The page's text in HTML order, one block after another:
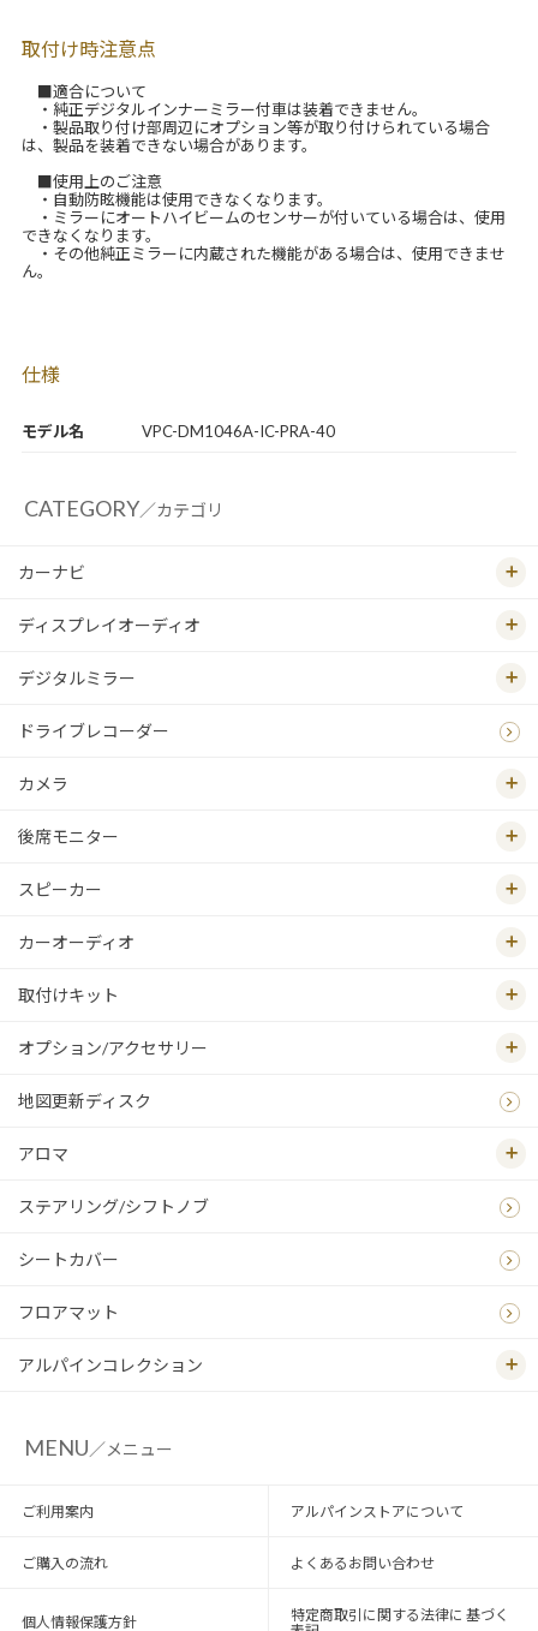
モデル名 VPC-DM1046A-IC-PRA-40
取付け時注意点
■適合について
・純正デジタルインナーミラー付車は装着できません。
・製品取り付け部周辺にオプション等が取り付けられている場合
は、製品を装着できない場合があります。
■使用上のご注意
・自動防眩機能は使用できなくなります。
・ミラーにオートハイビームのセンサーが付いている場合は、使用
できなくなります。
・その他純正ミラーに内蔵された機能がある場合は、使用できませ
ん。
仕様
CATEGORY／カテゴリ
カーナビ
ディスプレイオーディオ
デジタルミラー
ドライブレコーダー
カメラ
後席モニター
スピーカー
カーオーディオ
取付けキット
オプション/アクセサリー
地図更新ディスク
アロマ
ステアリング/シフトノブ
シートカバー
フロアマット
アルパインコレクション
MENU／メニュー
ご利用案内 アルパインストアについて
ご購入の流れ よくあるお問い合わせ
個人情報保護方針
特定商取引に関する法律に 基づく